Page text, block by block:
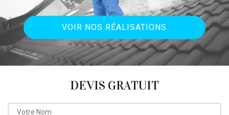
VOIR NOS RÉALISATIONS
DEVIS GRATUIT